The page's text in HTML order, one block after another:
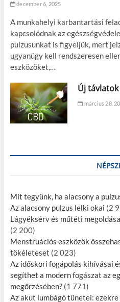
december 6, 2025
A munkahelyi karbantartási
kapcsolódnak az
pulzusunkat is figyeljük, mert
ugyanúgy kell rendszeresen
eszközöket,…
Új
március 28,
Mit tegyünk, ha alacsony a
Az alacsony pulzus lelki okai (2
Lágyéksérv és műtéti
(2 200)
Menstruációs eszközök
tökéleteset (2 023)
Az időskori fogápolás kihívásai
segíthet a modern fogászat az
megőrzésében? (1 771)
Az akut lumbágó tünetei: